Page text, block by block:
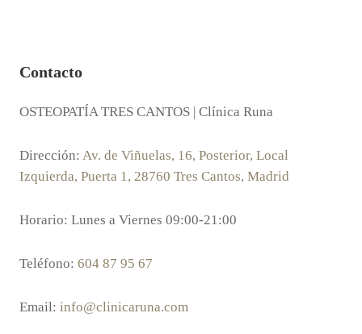
Contacto
OSTEOPATÍA TRES CANTOS | Clínica Runa
Dirección: Av. de Viñuelas, 16, Posterior, Local
Izquierda, Puerta 1, 28760 Tres Cantos, Madrid
Horario: Lunes a Viernes 09:00-21:00
Teléfono: 604 87 95 67
Email: info@clinicaruna.com